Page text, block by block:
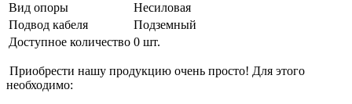
Вид опоры
Несиловая
Подвод кабеля
Подземный
Доступное количество 0 шт.
Приобрести нашу продукцию очень просто! Для этого
необходимо: